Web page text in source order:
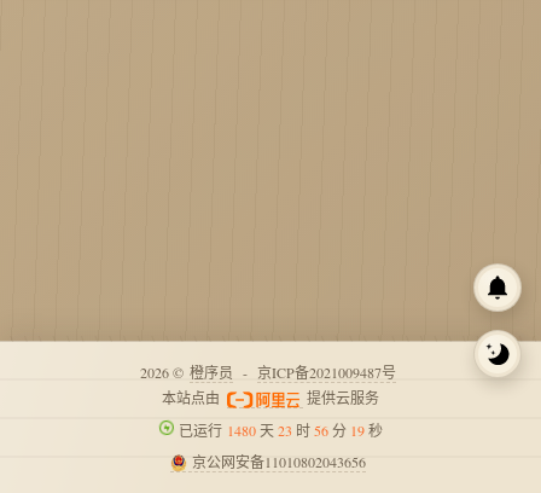
2026 © 橙序员 - 京ICP备2021009487号
本站点由
提供云服务
已运行 1480天23 时 56分 19秒
京公网安备11010802043656